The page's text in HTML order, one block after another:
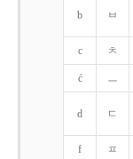
b ㅂ
c ㅊ
ć ㅡ
d ㄷ
f ㅍ